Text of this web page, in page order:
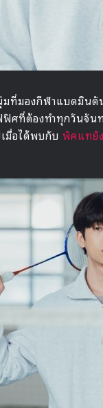
มองกีฬาแบดมินตั
ศที่ต้องทำทุกวันจัน
มื่อได้พบกับ พัคแทยั